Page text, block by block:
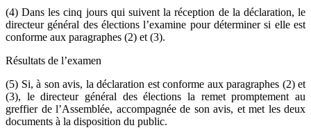
(4) Dans les cinq jours qui suivent la réception de la déclaration, le
directeur général des élections l’examine pour déterminer si elle est
conforme aux paragraphes (2) et (3).
Résultats de l’examen
(5) Si, à son avis, la déclaration est conforme aux paragraphes (2) et
(3), le directeur général des élections la remet promptement au
greffier de l’Assemblée, accompagnée de son avis, et met les deux
documents à la disposition du public.